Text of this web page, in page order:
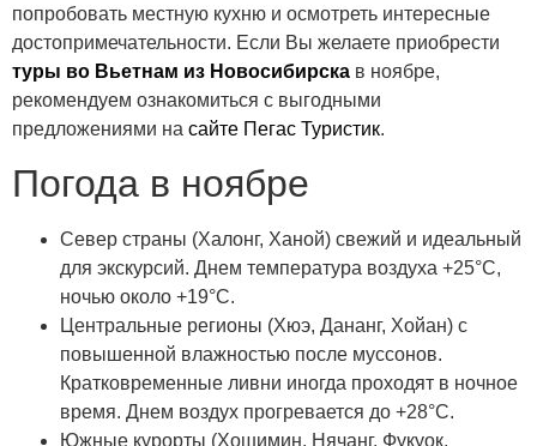
попробовать местную кухню и осмотреть интересные
достопримечательности. Если Вы желаете приобрести
туры во Вьетнам из Новосибирска в ноябре,
рекомендуем ознакомиться с выгодными
предложениями на сайте Пегас Туристик.
Погода в ноябре
Север страны (Халонг, Ханой) свежий и идеальный
для экскурсий. Днем температура воздуха +25°C,
ночью около +19°C.
Центральные регионы (Хюэ, Дананг, Хойан) с
повышенной влажностью после муссонов.
Кратковременные ливни иногда проходят в ночное
время. Днем воздух прогревается до +28°C.
Южные курорты (Хошимин, Нячанг, Фукуок,